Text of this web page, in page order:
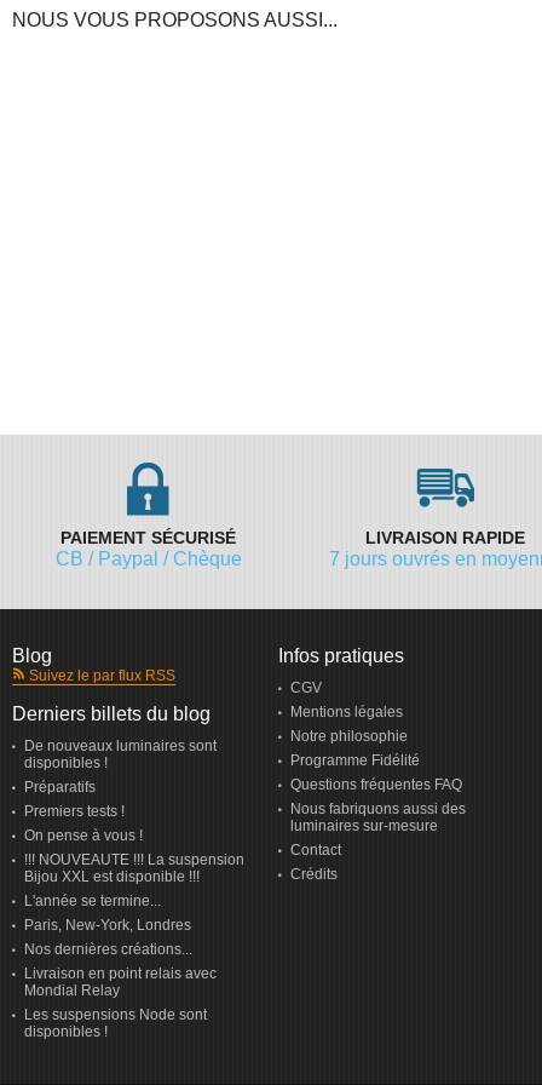
NOUS VOUS PROPOSONS AUSSI...
PAIEMENT SÉCURISÉ
CB / Paypal / Chèque
LIVRAISON RAPIDE
7 jours ouvrés en
Blog
Suivez le par flux RSS
Derniers billets du blog
De nouveaux luminaires sont
disponibles !
Préparatifs
Premiers tests !
On pense à vous !
!!! NOUVEAUTE !!! La suspension
Bijou XXL est disponible !!!
L'année se termine...
Paris, New-York, Londres
Nos dernières créations...
Livraison en point relais avec
Mondial Relay
Les suspensions Node sont
disponibles !
Infos pratiques
CGV
Mentions légales
Notre philosophie
Programme Fidélité
Questions fréquentes FAQ
Nous fabriquons aussi des
luminaires sur-mesure
Contact
Crédits